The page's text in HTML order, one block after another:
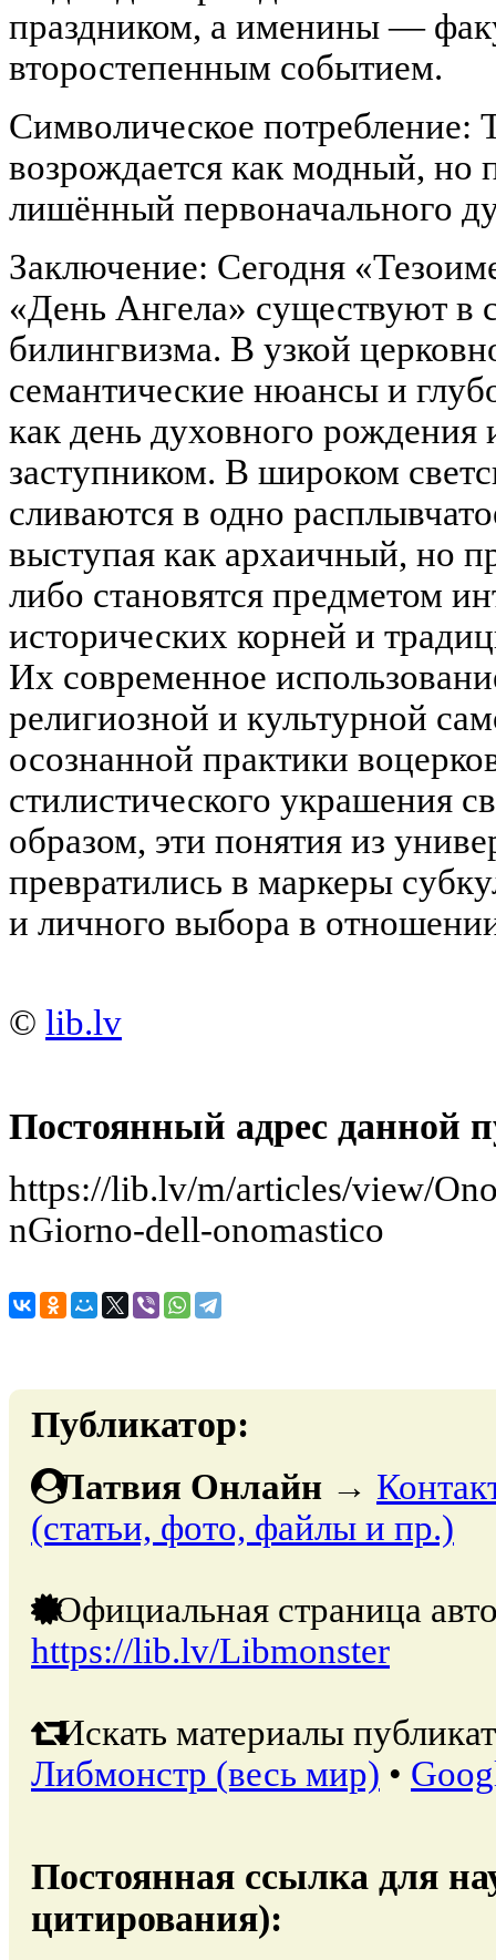
праздником, а именины —
второстепенным событием.
Символическое потребление:
возрождается как модный, но
лишённый первоначального
Заключение: Сегодня
«День Ангела» существуют в
билингвизма. В узкой
семантические нюансы и
как день духовного рождения
заступником. В широком
сливаются в одно
выступая как архаичный, но
либо становятся предметом
исторических корней и
Их современное
религиозной и культурной
осознанной практики
стилистического украшения
образом, эти понятия из
превратились в маркеры
и личного выбора в
© lib.lv
Постоянный адрес данной
https://lib.lv/m/articles/view/
nGiorno-dell-onomastico
Публикатор:
Латвия Онлайн →
(статьи, фото, файлы и пр.)
Официальная страница
https://lib.lv/Libmonster
Искать материалы
Либмонстр (весь мир) •
Постоянная ссылка для
цитирования):